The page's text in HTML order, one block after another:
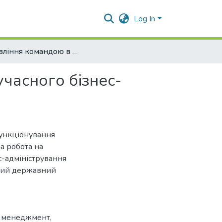
Log In
Управління командою в умовах функціонування сучасного бізнес-середовища
бізнес-
робота на
державний
,